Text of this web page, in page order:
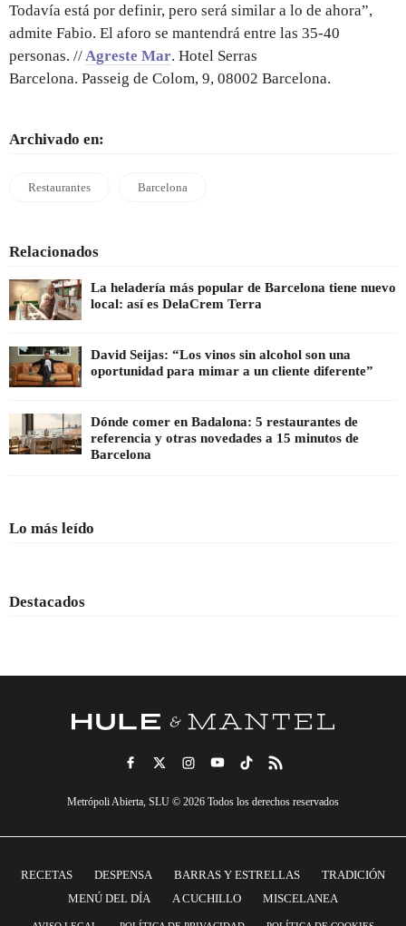
Todavía está por definir, pero será similar a lo de ahora”,
admite Fabio. El aforo se mantendrá entre las 35-40
personas. // Agreste Mar. Hotel Serras
Barcelona. Passeig de Colom, 9, 08002 Barcelona.
Archivado en:
Restaurantes Barcelona
Relacionados
La heladería más popular de Barcelona tiene nuevo
local: así es DelaCrem Terra
David Seijas: “Los vinos sin alcohol son una
oportunidad para mimar a un cliente diferente”
Dónde comer en Badalona: 5 restaurantes de
referencia y otras novedades a 15 minutos de
Barcelona
Lo más leído
Destacados
Metrópoli Abierta, SLU © 2026 Todos los derechos reservados
RECETAS DESPENSA BARRAS Y ESTRELLAS
TRADICIÓN
MENÚ DEL DÍA
A CUCHILLO MISCELANEA